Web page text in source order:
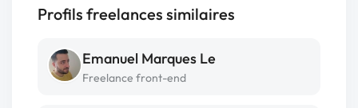
Profils freelances similaires
Emanuel Marques Le
Freelance front-end